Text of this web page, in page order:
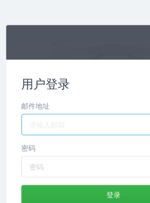
用户登录
邮件地址
密码
登录